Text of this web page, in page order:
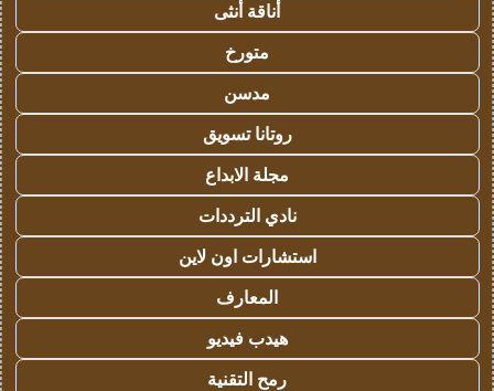
أناقة أنثى
متورخ
مدسن
روتانا تسويق
مجلة الابداع
نادي الترددات
استشارات اون لاين
المعارف
هيدب فيديو
رمح التقنية